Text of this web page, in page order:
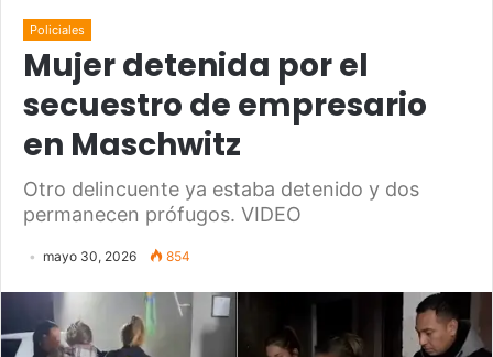
Policiales
Mujer detenida por el
secuestro de empresario
en Maschwitz
Otro delincuente ya estaba detenido y dos
permanecen prófugos. VIDEO
mayo 30, 2026 854